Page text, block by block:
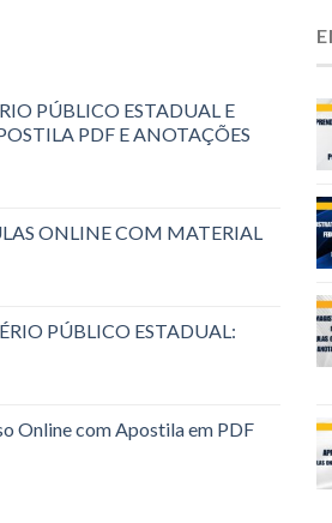
PÚBLICO ESTADUAL E
PDF E ANOTAÇÕES
ONLINE COM MATERIAL
PÚBLICO ESTADUAL:
Online com Apostila em PDF